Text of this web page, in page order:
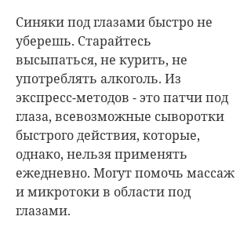
Синяки под глазами быстро не
уберешь. Старайтесь
высыпаться, не курить, не
употреблять алкоголь. Из
экспресс-методов - это патчи под
глаза, всевозможные сыворотки
быстрого действия, которые,
однако, нельзя применять
ежедневно. Могут помочь массаж
и микротоки в области под
глазами.